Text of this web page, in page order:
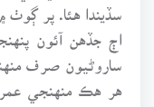
سڏيندا هئا. پر
اڄ جڏهن آئون
ساروڻيون صرف
هر هڪ منهنجي